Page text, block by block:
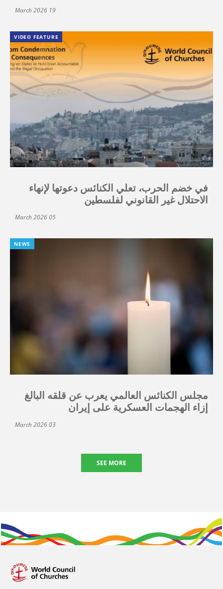
19 March 2026
VIDEO FEATURE
في خضم الحرب، تعلي الكنائس دعوتها لإنهاء
الاحتلال غير القانوني لفلسطين
05 March 2026
NEWS
مجلس الكنائس العالمي يعرب عن قلقه البالغ
إزاء الهجمات العسكرية على إيران
03 March 2026
SEE MORE